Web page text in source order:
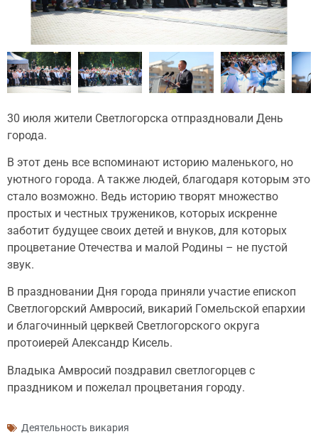
30 июля жители Светлогорска отпраздновали День
города.
В этот день все вспоминают историю маленького, но
уютного города. А также людей, благодаря которым это
стало возможно. Ведь историю творят множество
простых и честных тружеников, которых искренне
заботит будущее своих детей и внуков, для которых
процветание Отечества и малой Родины – не пустой
звук.
В праздновании Дня города приняли участие епископ
Светлогорский Амвросий, викарий Гомельской епархии
и благочинный церквей Светлогорского округа
протоиерей Александр Кисель.
Владыка Амвросий поздравил светлогорцев с
праздником и пожелал процветания городу.
Деятельность викария